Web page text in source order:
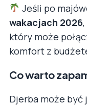
Jeśli po
wakacjach 2026
który może
komfort z
Co warto
Djerba może być